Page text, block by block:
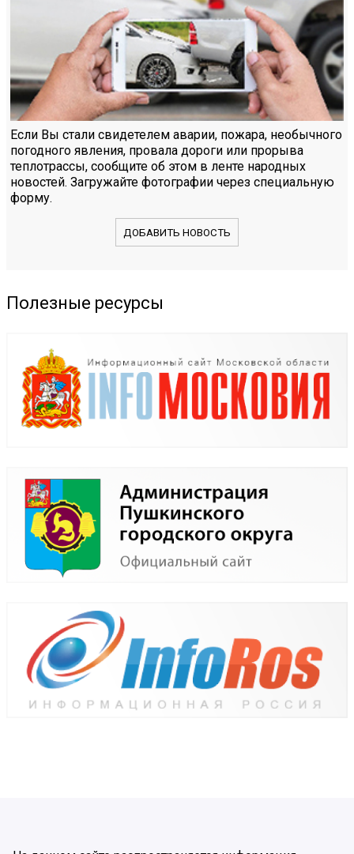
Если Вы стали свидетелем аварии, пожара, необычного
погодного явления, провала дороги или прорыва
теплотрассы, сообщите об этом в ленте народных
новостей. Загружайте фотографии через специальную
форму.
ДОБАВИТЬ НОВОСТЬ
Полезные ресурсы